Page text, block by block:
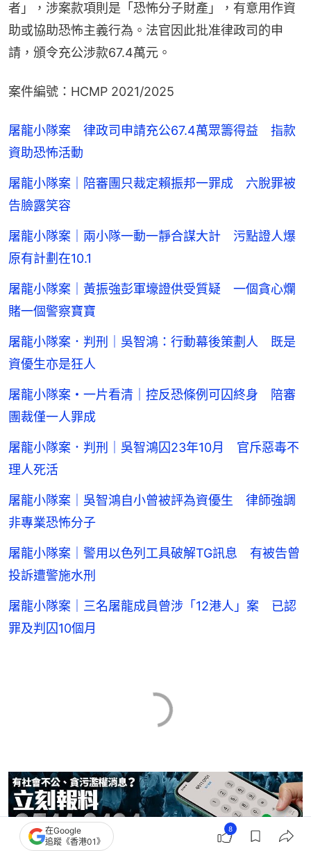
者」，涉案款項則是「恐怖分子財產」，有意用作資
助或協助恐怖主義行為。法官因此批准律政司的申
請，頒令充公涉款67.4萬元。
案件編號：HCMP 2021/2025
屠龍小隊案 律政司申請充公67.4萬眾籌得益 指款
資助恐怖活動
屠龍小隊案｜陪審團只裁定賴振邦一罪成 六脫罪被
告臉露笑容
屠龍小隊案｜兩小隊一動一靜合謀大計 污點證人爆
原有計劃在10.1
屠龍小隊案｜黃振強彭軍壕證供受質疑 一個貪心爛
賭一個警察寶寶
屠龍小隊案．判刑｜吳智鴻：行動幕後策劃人 既是
資優生亦是狂人
屠龍小隊案・一片看清｜控反恐條例可囚終身 陪審
團裁僅一人罪成
屠龍小隊案．判刑｜吳智鴻囚23年10月 官斥惡毒不
理人死活
屠龍小隊案｜吳智鴻自小曾被評為資優生 律師強調
非專業恐怖分子
屠龍小隊案｜警用以色列工具破解TG訊息 有被告曾
投訴遭警施水刑
屠龍小隊案｜三名屠龍成員曾涉「12港人」案 已認
罪及判囚10個月
在Google
追蹤《香港01》
8